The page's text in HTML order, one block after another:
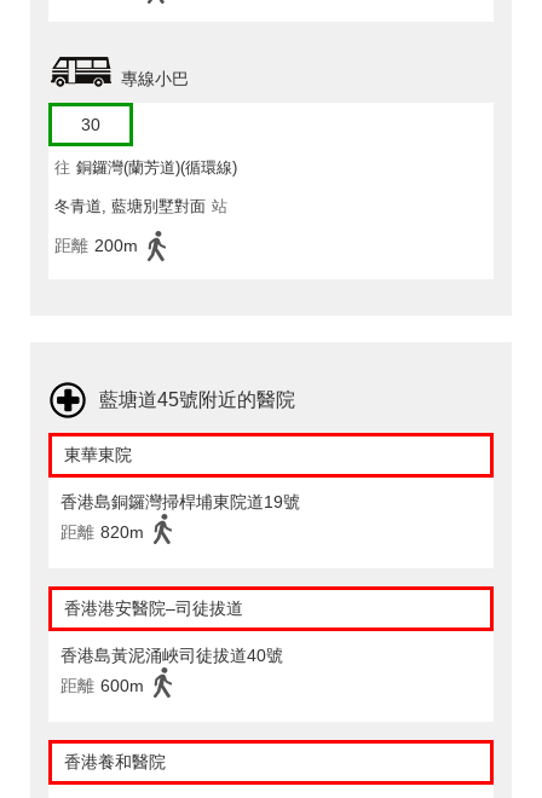
專線小巴
30
往 銅鑼灣(蘭芳道)(循環線)
冬青道, 藍塘別墅對面 站
距離 200m
藍塘道45號附近的醫院
東華東院
香港島銅鑼灣掃桿埔東院道19號
距離 820m
香港港安醫院–司徒拔道
香港島黃泥涌峽司徒拔道40號
距離 600m
香港養和醫院